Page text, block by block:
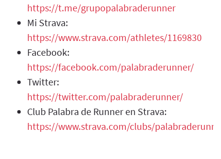
https://t.me/grupopalabraderunner
Mi Strava:
https://www.strava.com/athletes/1169830
Facebook:
https://facebook.com/palabraderunner/
Twitter:
https://twitter.com/palabraderunner/
Club Palabra de Runner en Strava:
https://www.strava.com/clubs/